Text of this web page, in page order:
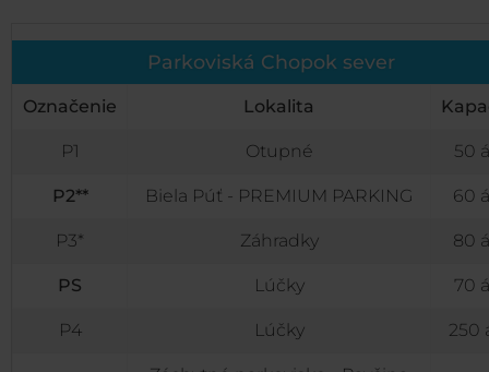
Parkoviská Chopok sever
Označenie Lokalita K
P1 Otupné 50
P2** Biela Púť - PREMIUM PARKING 60
P3* Záhradky 80
PS Lúčky 70
P4 Lúčky 250